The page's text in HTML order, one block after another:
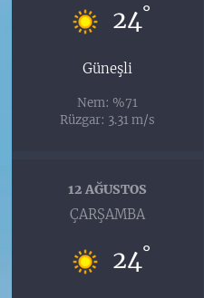
24°
Güneşli
Nem: %71
Rüzgar: 3.31 m/s
12 AĞUSTOS
ÇARŞAMBA
24°